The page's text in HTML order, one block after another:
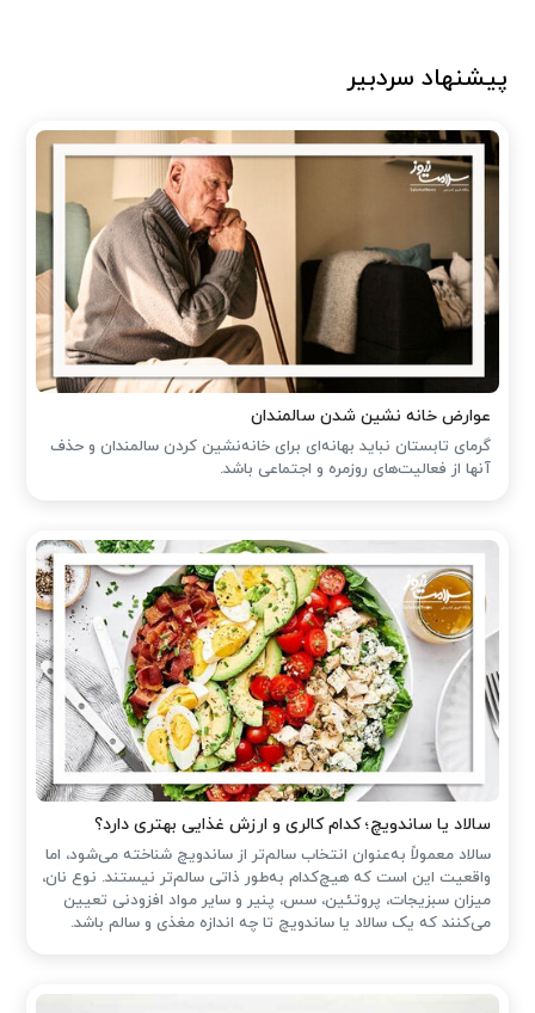
پیشنهاد سردبیر
عوارض خانه نشین شدن سالمندان
گرمای تابستان نباید بهانه‌ای برای خانه‌نشین کردن سالمندان و حذف
آنها از فعالیت‌های روزمره و اجتماعی باشد.
سالاد یا ساندویچ؛ کدام کالری و ارزش غذایی بهتری دارد؟
سالاد معمولاً به‌عنوان انتخاب سالم‌تر از ساندویچ شناخته می‌شود، اما
واقعیت این است که هیچ‌کدام به‌طور ذاتی سالم‌تر نیستند. نوع نان،
میزان سبزیجات، پروتئین، سس، پنیر و سایر مواد افزودنی تعیین
می‌کنند که یک سالاد یا ساندویچ تا چه اندازه مغذی و سالم باشد.